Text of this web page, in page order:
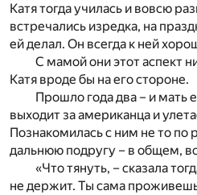
Катя тогда училась и вовсю
встречались изредка, на
ей делал. Он всегда к ней
С мамой они этот аспект
Катя вроде бы на его стороне.
Прошло года два – и мать
выходит за американца и
Познакомилась с ним не то по
дальнюю подругу – в общем,
«Что тянуть, – сказала
не держит. Ты сама